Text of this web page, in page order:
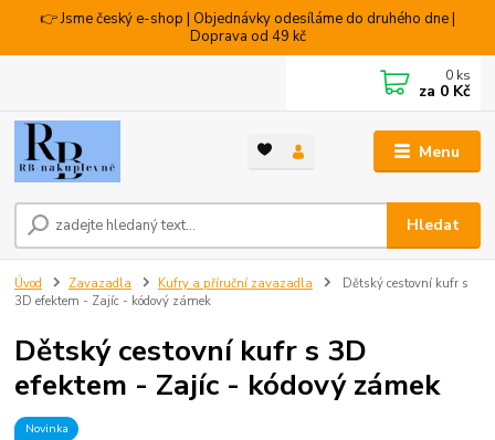
👉 Jsme český e-shop | Objednávky odesíláme do druhého dne |
Doprava od 49 kč
Menu
Hledat
0 ks
za 0 Kč
Úvod Zavazadla Kufry a příruční zavazadla
Dětský cestovní kufr s
3D efektem - Zajíc - kódový zámek
Dětský cestovní kufr s 3D
efektem - Zajíc - kódový zámek
Novinka